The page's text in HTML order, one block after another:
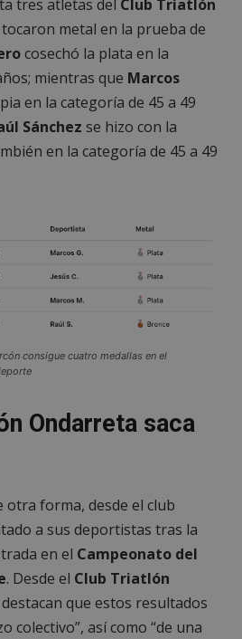
tres atletas del Club Triatlón
tocaron metal en la prueba de
cosechó la plata en la
mientras que Marcos
en la categoría de 45 a 49
Sánchez se hizo con la
en la categoría de 45 a 49
consigue cuatro medallas en el
Ondarreta saca
otra forma, desde el club
a sus deportistas tras la
en el Campeonato del
. Desde el Club Triatlón
destacan que estos resultados
colectivo”, así como “de una